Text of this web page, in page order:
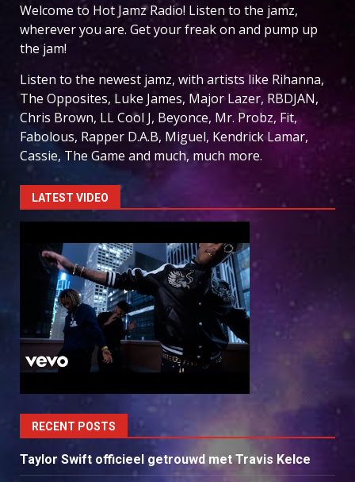
Welcome to Hot Jamz Radio! Listen to the jamz,
wherever you are. Get your freak on and pump up
the jam!
Listen to the newest jamz, with artists like Rihanna,
The Opposites, Luke James, Major Lazer, RBDJAN,
Chris Brown, LL Cool J, Beyonce, Mr. Probz, Fit,
Fabolous, Rapper D.A.B, Miguel, Kendrick Lamar,
Cassie, The Game and much, much more.
LATEST VIDEO
RECENT POSTS
Taylor Swift officieel getrouwd met Travis Kelce